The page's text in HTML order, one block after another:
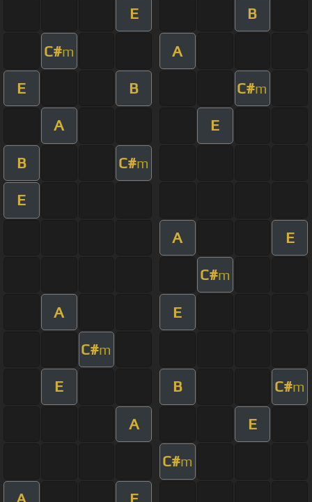
E B
C#m A
E B C#m
A E
B C#m
E
A E
C#m
A E
C#m
E B C#m
A E
C#m
A E